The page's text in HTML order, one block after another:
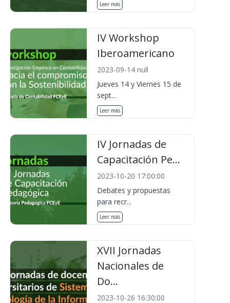
Leer más
IV Workshop
Iberoamericano
2023-09-14 null
Jueves 14 y Viernes 15 de
sept...
Leer más
IV Jornadas de
Capacitación Pe...
2023-10-20 17:00:00
Debates y propuestas
para recr...
Leer más
XVII Jornadas
Nacionales de
Do...
2023-10-26 16:30:00